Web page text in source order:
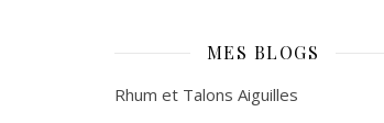
MES BLOGS
Rhum et Talons Aiguilles